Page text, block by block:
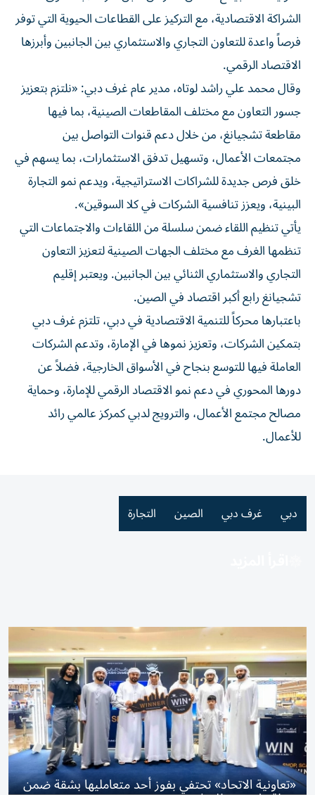
الشراكة الاقتصادية، مع التركيز على القطاعات الحيوية التي توفر
فرصاً واعدة للتعاون التجاري والاستثماري بين الجانبين وأبرزها
الاقتصاد الرقمي.
وقال محمد علي راشد لوتاه، مدير عام غرف دبي: «نلتزم بتعزيز
جسور التعاون مع مختلف المقاطعات الصينية، بما فيها
مقاطعة تشجيانغ، من خلال دعم قنوات التواصل بين
مجتمعات الأعمال، وتسهيل تدفق الاستثمارات، بما يسهم في
خلق فرص جديدة للشراكات الاستراتيجية، ويدعم نمو التجارة
البينية، ويعزز تنافسية الشركات في كلا السوقين».
يأتي تنظيم اللقاء ضمن سلسلة من اللقاءات والاجتماعات التي
تنظمها الغرف مع مختلف الجهات الصينية لتعزيز التعاون
التجاري والاستثماري الثنائي بين الجانبين. ويعتبر إقليم
تشجيانغ رابع أكبر اقتصاد في الصين.
باعتبارها محركاً للتنمية الاقتصادية في دبي، تلتزم غرف دبي
بتمكين الشركات، وتعزيز نموها في الإمارة، وتدعم الشركات
العاملة فيها للتوسع بنجاح في الأسواق الخارجية، فضلاً عن
دورها المحوري في دعم نمو الاقتصاد الرقمي للإمارة، وحماية
مصالح مجتمع الأعمال، والترويج لدبي كمركز عالمي رائد
للأعمال.
دبي غرف دبي الصين التجارة
«تعاونية الاتحاد» تحتفي بفوز أحد متعامليها بشقة ضمن